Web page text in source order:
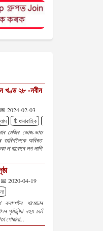
খণ্ড ২৮ -নবীন
📅 2024-02-03
🔖ধাৰাবাহিক
মেজিৰ ভোজ-ভাত
তাৰিখলৈকে অবিৰত
ল'ৰাবোৰে লগ লাগি
📅 2020-04-19
গামোচাৰ
নহয় চৰ্চা
গোৱালা...